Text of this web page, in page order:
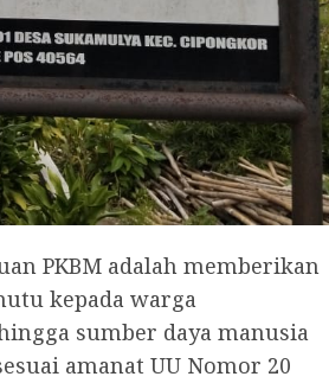
PKBM adalah memberikan
kepada warga
sumber daya manusia
amanat UU Nomor 20